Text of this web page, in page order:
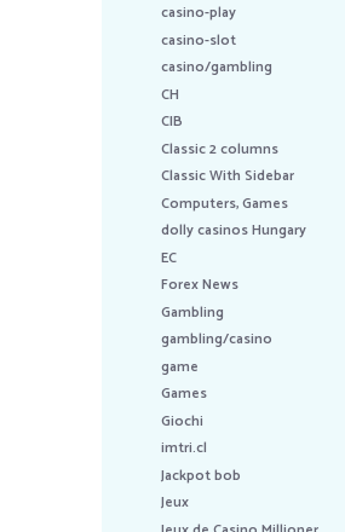
casino-play
casino-slot
casino/gambling
CH
CIB
Classic 2 columns
Classic With Sidebar
Computers, Games
dolly casinos Hungary
EC
Forex News
Gambling
gambling/casino
game
Games
Giochi
imtri.cl
Jackpot bob
Jeux